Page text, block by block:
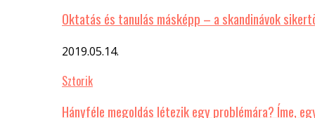
Oktatás és tanulás másképp – a skandinávok
2019.05.14.
Sztorik
Hányféle megoldás létezik egy problémára? Íme,